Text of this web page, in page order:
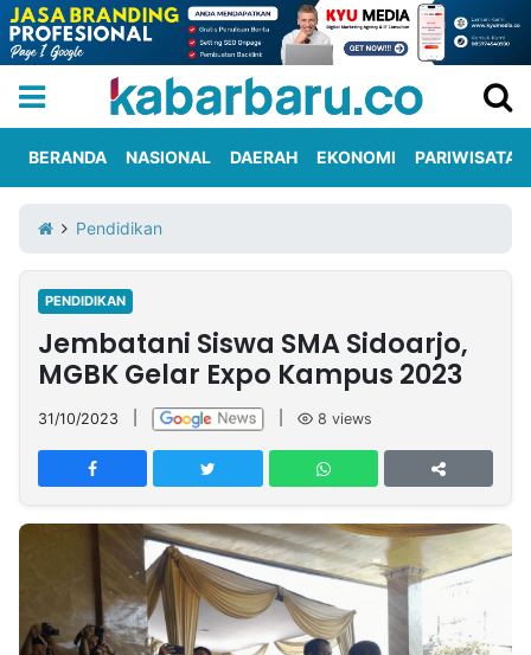
Iklan
Berita
Kami
Nasional
International
Olahraga
Entertainment
Daerah
Pariwisata
Kuliner
Kolom
Network
PT
TREETAN
MULTIMEDIA
INDONESIA
Partner
BERANDA NASIONAL DAERAH EKONOMI PARIWISATA
Pendidikan
PENDIDIKAN
Jembatani Siswa SMA Sidoarjo,
MGBK Gelar Expo Kampus 2023
31/10/2023 8 views